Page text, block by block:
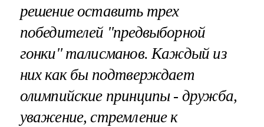
решение оставить трех
победителей "предвыборной
гонки" талисманов. Каждый из
них как бы подтверждает
олимпийские принципы - дружба,
уважение, стремление к